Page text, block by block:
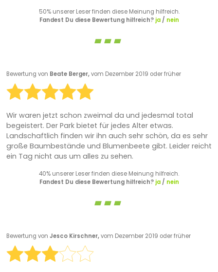
50% unserer Leser finden diese Meinung hilfreich.
Fandest Du diese Bewertung hilfreich? ja/ nein
Bewertung von Beate Berger,vom Dezember 2019 oder früher
Wir waren jetzt schon zweimal da und jedesmal total
begeistert. Der Park bietet für jedes Alter etwas.
Landschaftlich finden wir ihn auch sehr schön, da es sehr
große Baumbestände und Blumenbeete gibt. Leider reicht
ein Tag nicht aus um alles zu sehen.
40% unserer Leser finden diese Meinung hilfreich.
Fandest Du diese Bewertung hilfreich? ja/ nein
Bewertung von Jesco Kirschner,vom Dezember 2019 oder früher